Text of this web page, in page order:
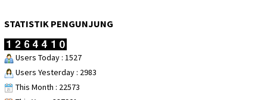
STATISTIK PENGUNJUNG
Users Today : 1527
Users Yesterday : 2983
This Month : 22573